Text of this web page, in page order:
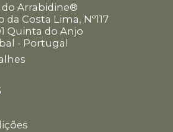
do Arrabidine®
da Costa Lima, Nº117
Quinta do Anjo
- Portugal